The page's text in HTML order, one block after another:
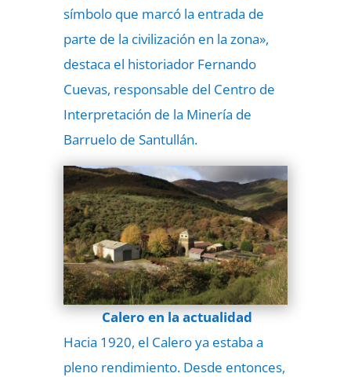
símbolo que marcó la entrada de
parte de la civilización en la zona»,
destaca el historiador Fernando
Cuevas, responsable del Centro de
Interpretación de la Minería de
Barruelo de Santullán.
Calero en la actualidad
Hacia 1920, el Calero ya estaba a
pleno rendimiento. Desde entonces,